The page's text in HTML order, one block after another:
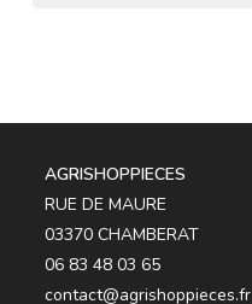
AGRISHOPPIECES
RUE DE MAURE
03370 CHAMBERAT
06 83 48 03 65
contact@agrishoppieces.fr